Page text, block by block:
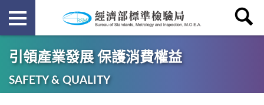
引領產業發展 保護消費權益
SAFETY & QUALITY